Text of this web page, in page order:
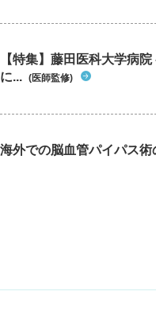
【特集】藤田医科大学病
に... (医師監修)
海外での脳血管パイパス術